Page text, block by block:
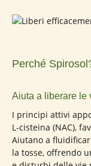
Perché
Aiuta a liberare le
I principi attivi
L-cisteina (NAC),
Aiutano a
la tosse, offrendo